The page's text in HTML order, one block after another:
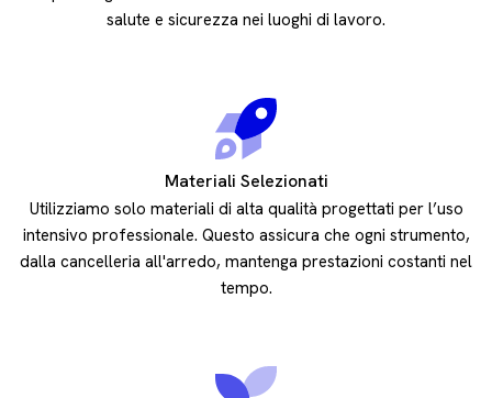
salute e sicurezza nei luoghi di lavoro.
Materiali Selezionati
Utilizziamo solo materiali di alta qualità progettati per l’uso
intensivo professionale. Questo assicura che ogni strumento,
dalla cancelleria all'arredo, mantenga prestazioni costanti nel
tempo.